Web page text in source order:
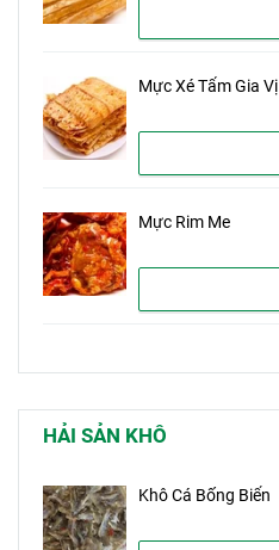
Mực Xé Tẩm Gia Vị
Mực Rim Me
HẢI SẢN KHÔ
Khô Cá Bống Biển